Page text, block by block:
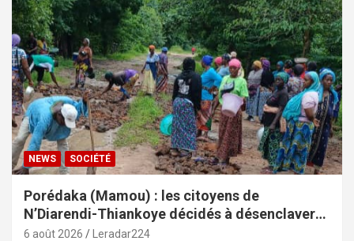
NEWS SOCIÉTÉ
Porédaka (Mamou) : les citoyens de
N’Diarendi-Thiankoye décidés à désenclaver
leurs localités
6 août 2026 Leradar224